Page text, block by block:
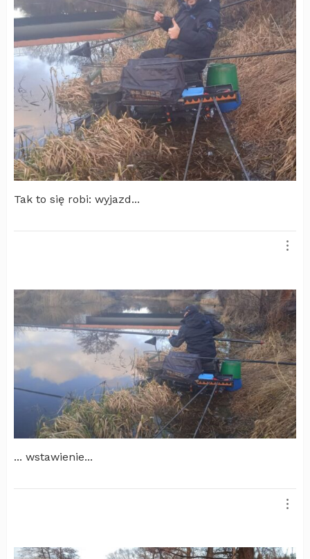
Tak to się robi: wyjazd...
... wstawienie...